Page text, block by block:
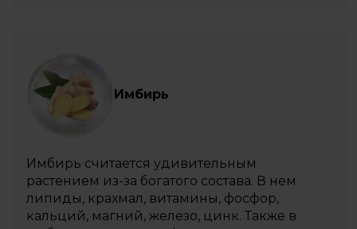
Имбирь
Имбирь считается удивительным
растением из-за богатого состава. В нем
липиды, крахмал, витамины, фосфор,
кальций, магний, железо, цинк. Также в